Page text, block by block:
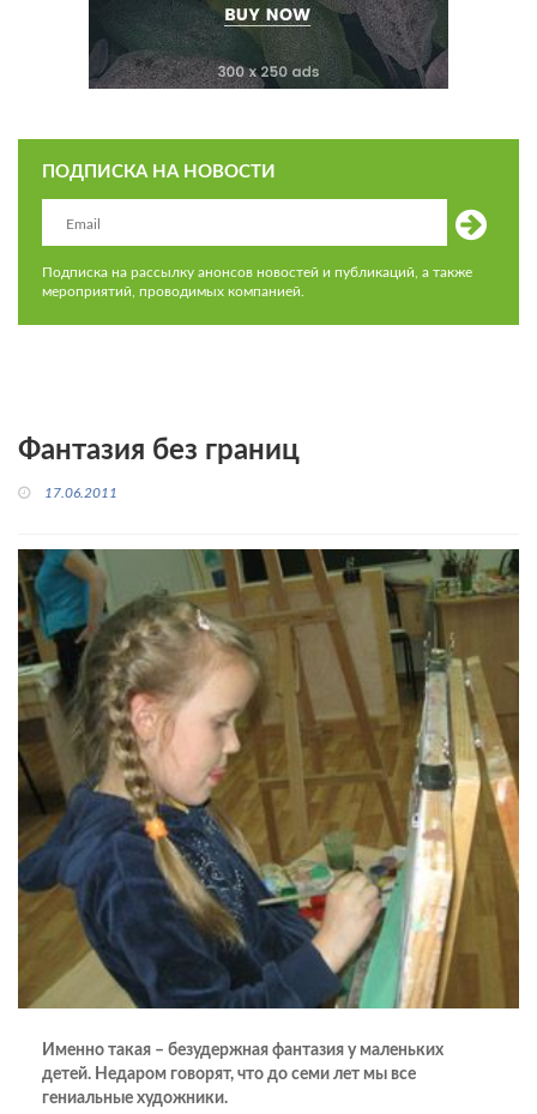
ПОДПИСКА НА НОВОСТИ
Подписка на рассылку анонсов новостей и публикаций, а также
мероприятий, проводимых компанией.
Фантазия без границ
17.06.2011
Именно такая – безудержная фантазия у маленьких
детей. Недаром говорят, что до семи лет мы все
гениальные художники.